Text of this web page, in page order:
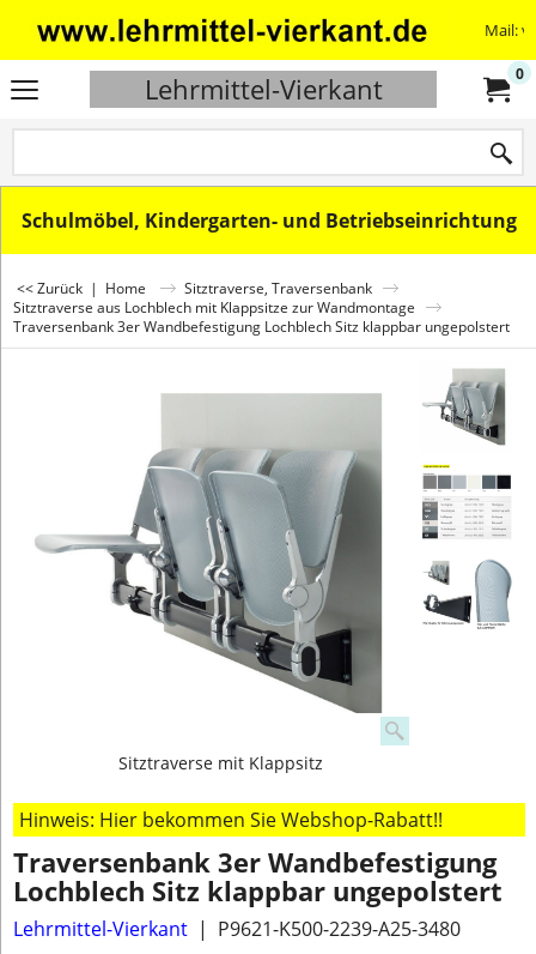
Mail:
Lehrmittel-Vierkant 0
Schulmöbel, Kindergarten- und Betriebseinrichtung
<< Zurück | Home
Sitztraverse, Traversenbank
Sitztraverse aus Lochblech mit Klappsitze zur Wandmontage
Traversenbank 3er Wandbefestigung Lochblech Sitz klappbar ungepolstert
Sitztraverse mit Klappsitz
Hinweis: Hier bekommen Sie Webshop-Rabatt!!
Traversenbank 3er Wandbefestigung
Lochblech Sitz klappbar ungepolstert
Lehrmittel-Vierkant
P9621-K500-2239-A25-3480